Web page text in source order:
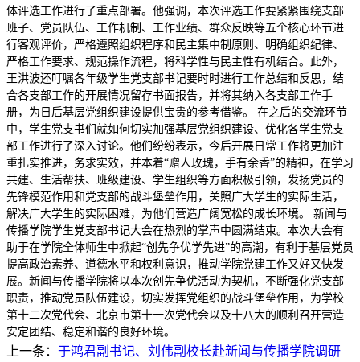
体评选工作进行了重点部署。他强调，本次评选工作要紧紧围绕支部
班子、党员队伍、工作机制、工作业绩、群众反映等五个核心环节进
行客观评价，严格遵照组织程序和民主集中制原则、明确组织纪律、
严格工作要求、规范操作流程，将科学性与民主性有机结合。此外，
王洪波还叮嘱各年级学生党支部书记要时时进行工作总结和反思，结
合各支部工作的开展情况留存书面报告，并将其纳入各支部工作手
册，为日后基层党组织建设提供宝贵的参考借鉴。 在之后的交流环节
中，学生党支书们就如何切实加强基层党组织建设、优化各学生党支
部工作进行了深入讨论。他们纷纷表示，今后开展日常工作将更加注
重扎实推进，务求实效，并本着“赠人玫瑰，手有余香”的精神，在学习
共建、生活帮扶、班级建设、学生组织等方面积极引领，发扬党员的
先锋模范作用和党支部的战斗堡垒作用，关照广大学生的实际生活，
解决广大学生的实际困难，为他们营造广阔宽松的成长环境。 新闻与
传播学院学生党支部书记大会在热烈的掌声中圆满结束。本次大会有
助于在学院全体师生中掀起“创先争优学先进”的高潮，有利于基层党员
提高政治素养、道德水平和权利意识，推动学院党建工作又好又快发
展。新闻与传播学院将以本次创先争优活动为契机，不断强化党支部
职责，推动党员队伍建设，切实发挥党组织的战斗堡垒作用，为学校
第十二次党代会、北京市第十一次党代会以及十八大的顺利召开营造
安定团结、稳定和谐的良好环境。
上一条： 于鸿君副书记、刘伟副校长赴新闻与传播学院调研